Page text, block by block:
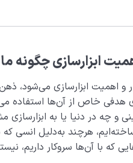
ابزارسازی چگونه
و اهمیت ابزارسازی می‌شود،
هدفی خاص از آن‌ها استفاده
و چه در دنیا یا به ابزارسازی
هرچند به‌دلیل انسی که
که با آن‌ها سروکار داریم،